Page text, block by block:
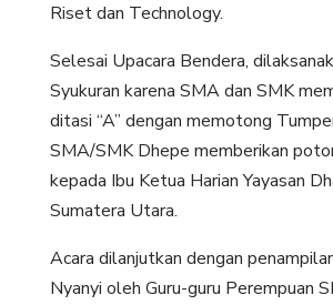
Riset dan Technology.
Selesai Upacara Bendera,
Syukuran karena SMA dan SMK
ditasi “A” dengan memotong
SMA/SMK Dhepe memberikan
kepada Ibu Ketua Harian Yayasan
Sumatera Utara.
Acara dilanjutkan dengan
Nyanyi oleh Guru-guru Perempuan